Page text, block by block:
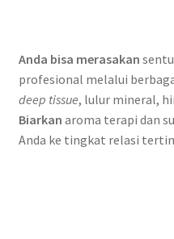
Anda bisa merasakan
profesional melalui
deep tissue, lulur mineral,
Biarkan aroma terapi dan
Anda ke tingkat relasi